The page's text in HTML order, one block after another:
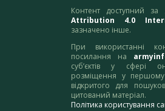
Контент доступний за
Attribution 4.0
зазначено інше.
При використанні
посилання на
суб’єктів у сфері
розміщення у першому
відкритого для
цитований матеріал.
Політика користування